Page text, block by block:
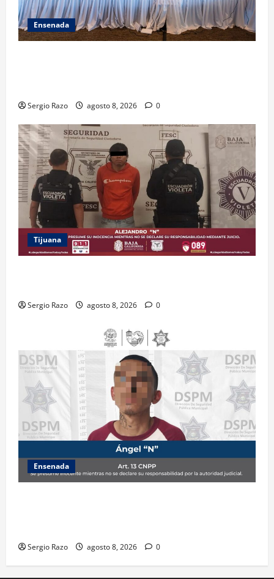
Ensenada
Sergio Razo agosto 8, 2026 0
Tijuana
Sergio Razo agosto 8, 2026 0
Ensenada
Sergio Razo agosto 8, 2026 0